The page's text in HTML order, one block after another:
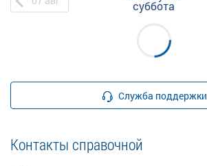
суббота
Служба поддержки
Контакты справочной